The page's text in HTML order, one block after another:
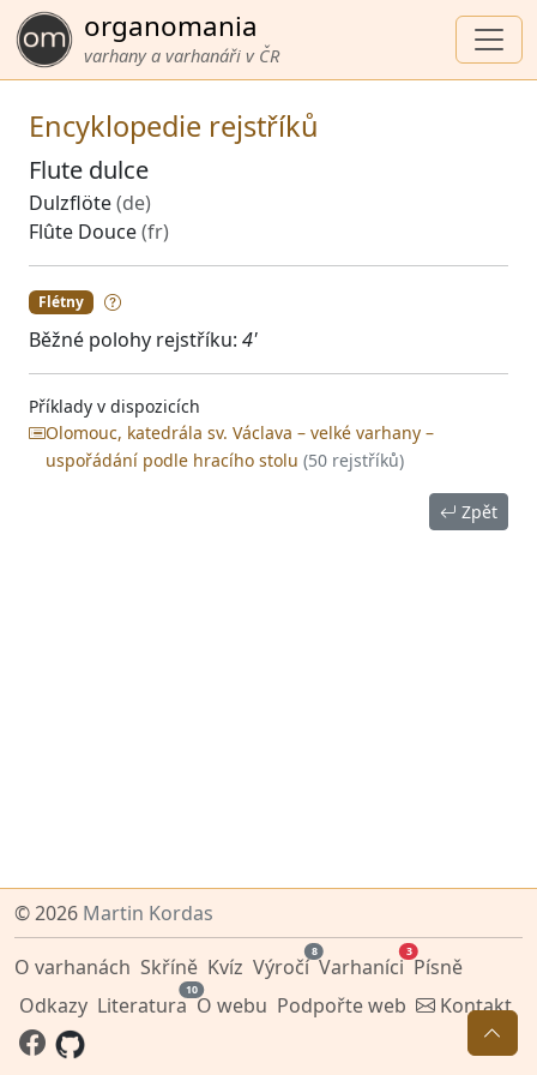
organomania
varhany a varhanáři v ČR
Encyklopedie rejstříků
Flute dulce
Dulzflöte(de)
Flûte Douce(fr)
Flétny
Běžné polohy rejstříku: 4'
Příklady v dispozicích
Olomouc, katedrála sv. Václava – velké varhany –
uspořádání podle hracího stolu (50 rejstříků)
Zpět
© 2026 Martin Kordas
O varhanách Skříně Kvíz Výročí
8
Varhaníci
3
Písně
Odkazy Literatura
10
O webu Podpořte web Kontakt